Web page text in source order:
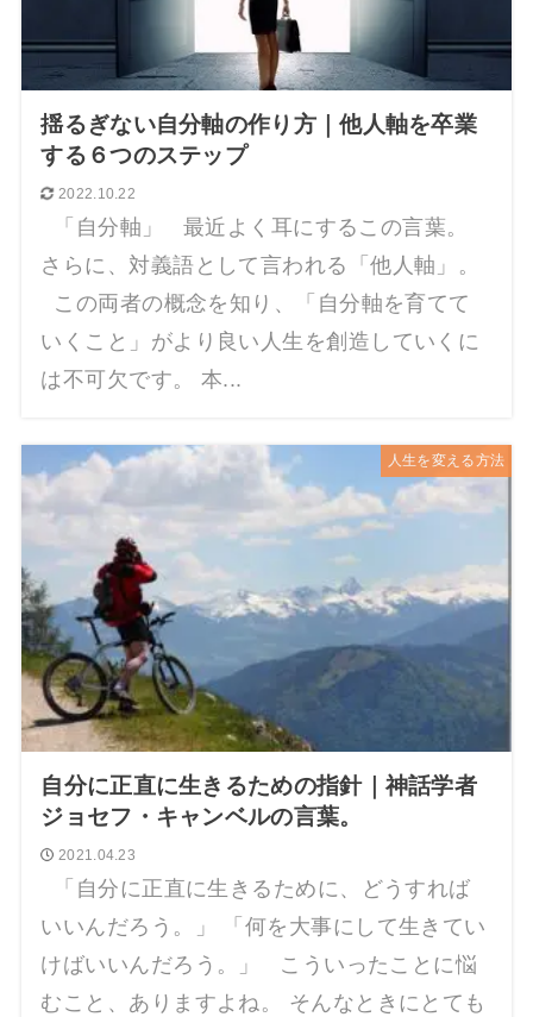
揺るぎない自分軸の作り方｜他人軸を卒業
する６つのステップ
2022.10.22
「自分軸」 最近よく耳にするこの言葉。
さらに、対義語として言われる「他人軸」。
この両者の概念を知り、「自分軸を育てて
いくこと」がより良い人生を創造していくに
は不可欠です。 本...
人生を変える方法
自分に正直に生きるための指針｜神話学者
ジョセフ・キャンベルの言葉。
2021.04.23
「自分に正直に生きるために、どうすれば
いいんだろう。」 「何を大事にして生きてい
けばいいんだろう。」 こういったことに悩
むこと、ありますよね。 そんなときにとても